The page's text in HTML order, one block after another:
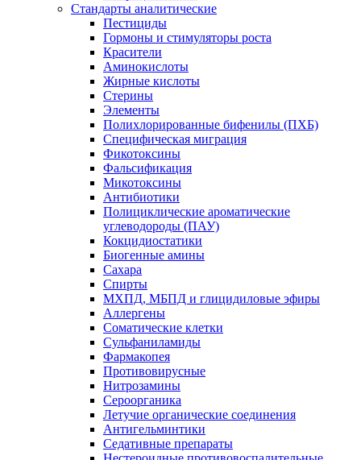
Стандарты аналитические
Пестициды
Гормоны и стимуляторы роста
Красители
Аминокислоты
Жирные кислоты
Стерины
Элементы
Полихлорированные бифенилы (ПХБ)
Специфическая миграция
Фикотоксины
Фальсификация
Микотоксины
Антибиотики
Полициклические ароматические
углеводороды (ПАУ)
Кокцидиостатики
Биогенные амины
Сахара
Спирты
МХПД, МБПД и глицидиловые эфиры
Аллергены
Соматические клетки
Сульфаниламиды
Фармакопея
Противовирусные
Нитрозамины
Сероорганика
Летучие органические соединения
Антигельминтики
Седативные препараты